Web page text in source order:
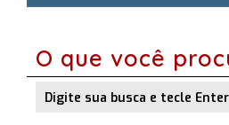
O que você